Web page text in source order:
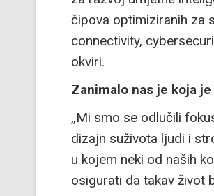
čipova optimiziranih za
connectivity,
okviri.
Zanimalo nas je koja
„Mi smo se odlučili
dizajn suživota ljudi i
u kojem neki od naših
osigurati da takav život